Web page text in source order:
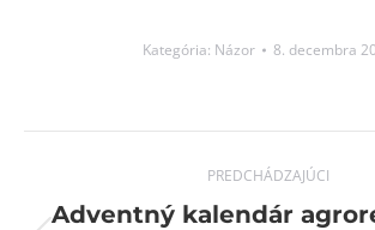
Kategória: Názor 8. decembra
navigation
PREDCHÁDZAJÚCI
Adventný kalendár